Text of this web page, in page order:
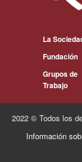
La
Fundación
Grupos de
Trabajo
2022 © Todos los
Información